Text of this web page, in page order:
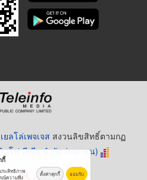
ลโล่เพจเจส สงวนลิขสิทธิ์ตามกฏ
นโฟ มีเดีย จำกัด (มหาชน)
กี้
ระสิทธิภาพ
ณ์ความพึง
ตั้งค่าคุกกี้ ยอมรับ